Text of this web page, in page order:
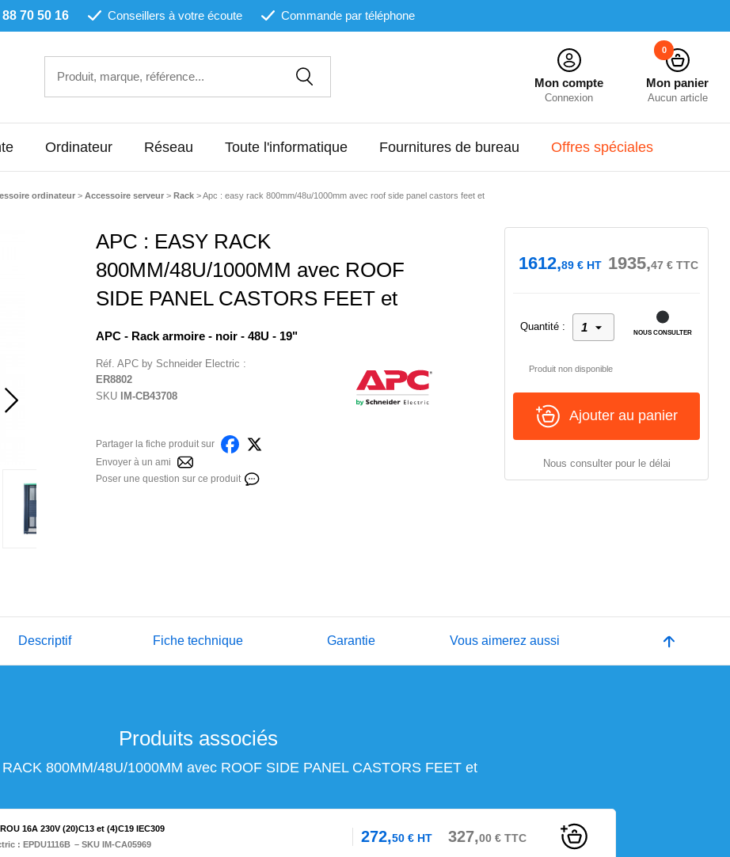
88 70 50 16 Conseillers à votre écoute Commande par téléphone
Mon compte
Connexion
Mon panier
Aucun article
0
Ordinateur Réseau Toute l'informatique Fournitures de bureau Offres spéciales
ordinateur > Accessoire serveur > Rack>Apc : easy rack 800mm/48u/1000mm avec roof side panel castors feet et
APC : EASY RACK
800MM/48U/1000MM avec ROOF
SIDE PANEL CASTORS FEET et
APC - Rack armoire - noir - 48U - 19"
Réf. APC by Schneider Electric :
ER8802
SKU
IM-CB43708
Partager la fiche produit sur
Envoyer à un ami
Poser une question sur ce produit
1612,89€HT 1935,47 € TTC
Quantité :
NOUS CONSULTER
Produit non disponible
Ajouter au panier
Nous consulter pour le délai
Descriptif Fiche technique Garantie Vous aimerez aussi
Produits associés
800MM/48U/1000MM avec ROOF SIDE PANEL CASTORS FEET et
16A 230V (20)C13 et (4)C19 IEC309
: EPDU1116B – SKU IM-CA05969 272,50€HT 327,00€TTC